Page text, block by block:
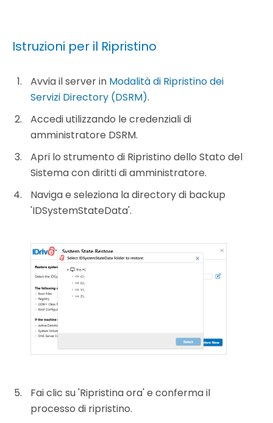
Istruzioni per il Ripristino
Avvia il server in Modalità di Ripristino dei
Servizi Directory (DSRM).
Accedi utilizzando le credenziali di
amministratore DSRM.
Apri lo strumento di Ripristino dello Stato del
Sistema con diritti di amministratore.
Naviga e seleziona la directory di backup
'IDSystemStateData'.
Fai clic su 'Ripristina ora' e conferma il
processo di ripristino.